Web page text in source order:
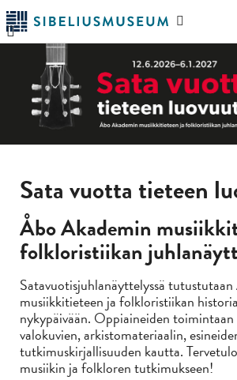
Siirry
pääsisältöön
Hae
Sata vuotta tieteen
Åbo Akademin
folkloristiikan
Satavuotisjuhlanäyttelyssä
musiikkitieteen ja folkloristiikan
nykypäivään. Oppiaineiden toimintaan
valokuvien, arkistomateriaalin,
tutkimuskirjallisuuden kautta.
musiikin ja folkloren tutkimukseen!